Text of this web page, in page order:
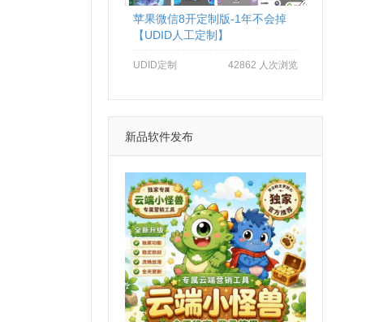
苹果微信8开定制版-1年不会掉
【UDID人工定制】
UDID定制 42862 人次浏览
新品软件发布